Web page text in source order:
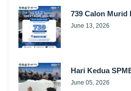
739 Calon Murid
June 13, 2026
Hari Kedua
June 05, 2026